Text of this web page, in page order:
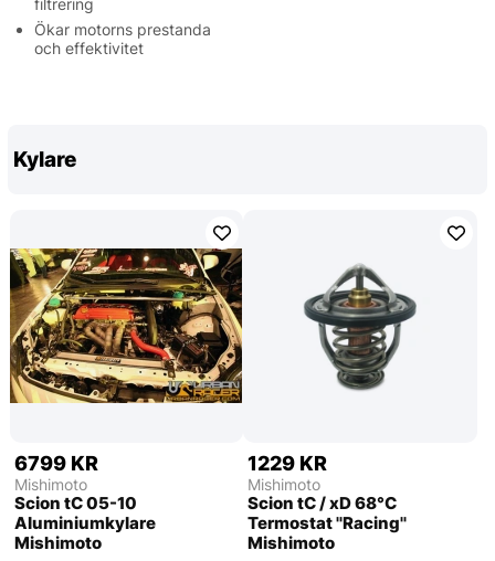
Ökar motorns prestanda
och effektivitet
Kylare
6799 KR
Mishimoto
Scion tC 05-10
Aluminiumkylare
Mishimoto
1229 KR
Mishimoto
Scion tC / xD 68°C
Termostat ''Racing''
Mishimoto